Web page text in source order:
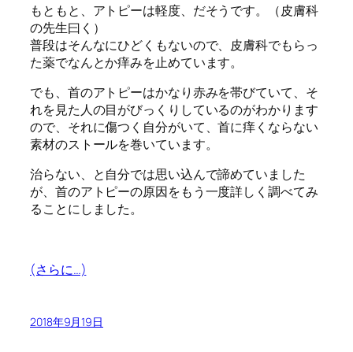
もともと、アトピーは軽度、だそうです。（皮膚科
の先生曰く）
普段はそんなにひどくもないので、皮膚科でもらっ
た薬でなんとか痒みを止めています。
でも、首のアトピーはかなり赤みを帯びていて、そ
れを見た人の目がびっくりしているのがわかります
ので、それに傷つく自分がいて、首に痒くならない
素材のストールを巻いています。
治らない、と自分では思い込んで諦めていました
が、首のアトピーの原因をもう一度詳しく調べてみ
ることにしました。
(さらに…)
2018年9月19日